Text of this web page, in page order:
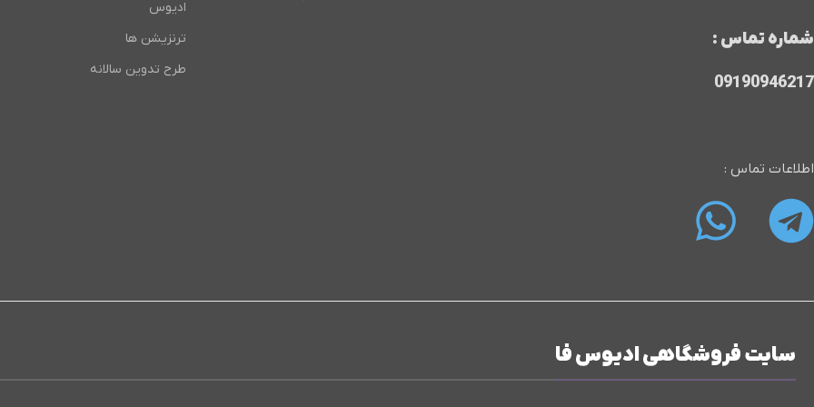
شماره تماس :
09190946217
اطلاعات تماس :
ادیوس
ترنزیشن ها
طرح تدوین سالانه
سایت فروشگاهی ادیوس فا